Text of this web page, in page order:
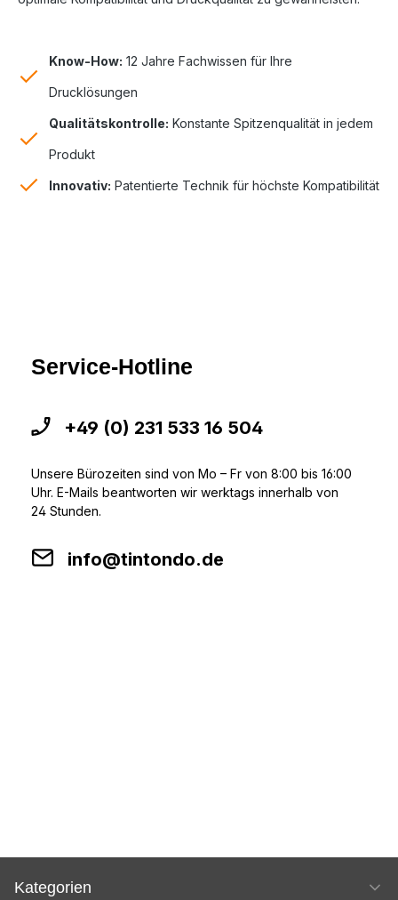
Know-How: 12 Jahre Fachwissen für Ihre
Drucklösungen
Qualitätskontrolle: Konstante Spitzenqualität in jedem
Produkt
Innovativ: Patentierte Technik für höchste Kompatibilität
Service-Hotline
+49 (0) 231 533 16 504
Unsere Bürozeiten sind von Mo – Fr von 8:00 bis 16:00
Uhr. E-Mails beantworten wir werktags innerhalb von
24 Stunden.
info@tintondo.de
Kategorien